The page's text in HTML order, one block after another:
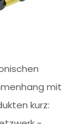
mit
kurz: